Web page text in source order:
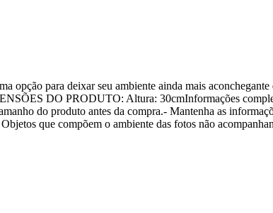
opção para deixar seu ambiente ainda mais
DO PRODUTO: Altura: 30cmInformações
do produto antes da compra.- Mantenha as
que compõem o ambiente das fotos não